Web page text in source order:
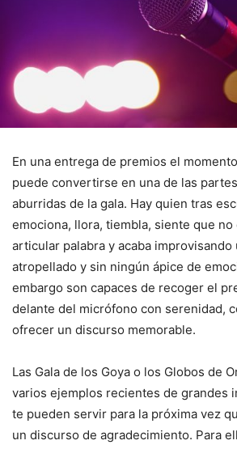
En una entrega de premios el
puede convertirse en una de las
aburridas de la gala. Hay quien tras
emociona, llora, tiembla, siente que no
articular palabra y acaba improvisando
atropellado y sin ningún ápice de
embargo son capaces de recoger el
delante del micrófono con serenidad,
ofrecer un discurso memorable.
Las Gala de los Goya o los Globos de
varios ejemplos recientes de grandes
te pueden servir para la próxima vez
un discurso de agradecimiento. Para